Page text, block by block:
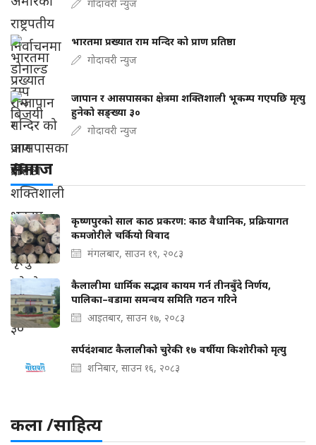
गोदावरी न्युज
भारतमा प्रख्यात राम मन्दिर को प्राण प्रतिष्ठा
गोदावरी न्युज
जापान र आसपासका क्षेत्रमा शक्तिशाली भूकम्प गएपछि मृत्यु
हुनेको सङ्ख्या ३०
गोदावरी न्युज
समाज
कृष्णपुरको साल काठ प्रकरण: काठ वैधानिक, प्रक्रियागत
कमजोरीले चर्कियो विवाद
मंगलबार, साउन १९, २०८३
कैलालीमा धार्मिक सद्भाव कायम गर्न तीनबुँदे निर्णय,
पालिका–वडामा समन्वय समिति गठन गरिने
आइतबार, साउन १७, २०८३
सर्पदंशबाट कैलालीको चुरेकी १७ वर्षीया किशोरीको मृत्यु
शनिबार, साउन १६, २०८३
कला /साहित्य